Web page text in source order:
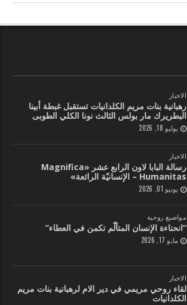
الاخبار
رهبانية بنات مريم الكلدانيات تستقبل غبطة أبينا
البطريرك مار بولس الثالث نونا الكلي الطوبى
يوليو 18, 2026
الاخبار
رسالة البابا لاون الرابع عشر «Magnifica
Humanitas – الإنسانيّة الرائعة»
يونيو 01, 2026
مواضيع روحية
“انحناءة الإنسان المتألّم تكمن في العطاء”
مايو 17, 2026
الاخبار
لقاء روحي مريمي في دير الام لرهبانية بنات مريم
الكلدانيات